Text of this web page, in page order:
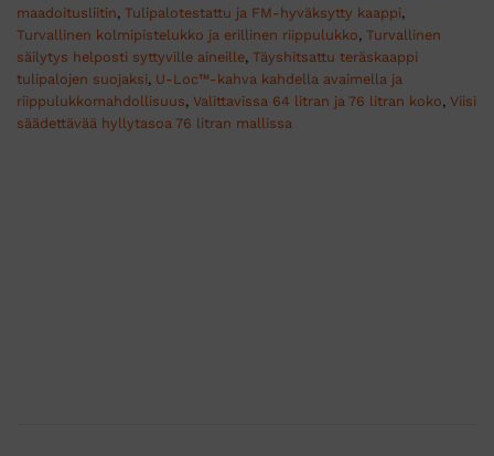
maadoitusliitin, Tulipalotestattu ja FM-hyväksytty kaappi,
Turvallinen kolmipistelukko ja erillinen riippulukko, Turvallinen
säilytys helposti syttyville aineille, Täyshitsattu teräskaappi
tulipalojen suojaksi, U-Loc™-kahva kahdella avaimella ja
riippulukkomahdollisuus, Valittavissa 64 litran ja 76 litran koko, Viisi
säädettävää hyllytasoa 76 litran mallissa